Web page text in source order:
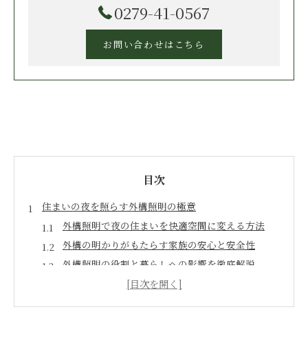
0279-41-0567
お問い合わせはこちら
目次
住まいの夜を照らす外構照明の極意
外構照明で夜の住まいを快適空間に変える方法
外構の明かりがもたらす家族の安心と安全性
外構照明の役割と暮らしへの影響を徹底解説
外構照明が夜の外観を美しく演出する理由